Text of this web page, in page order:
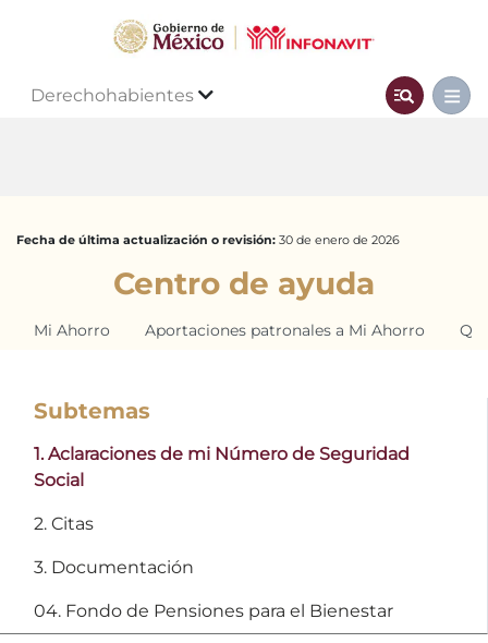
Derechohabientes
Fecha de última actualización o revisión: 30 de enero de 2026
Centro de ayuda
Mi Ahorro Aportaciones patronales a Mi Ahorro
Subtemas
1. Aclaraciones de mi Número de Seguridad
Social
2. Citas
3. Documentación
04. Fondo de Pensiones para el Bienestar